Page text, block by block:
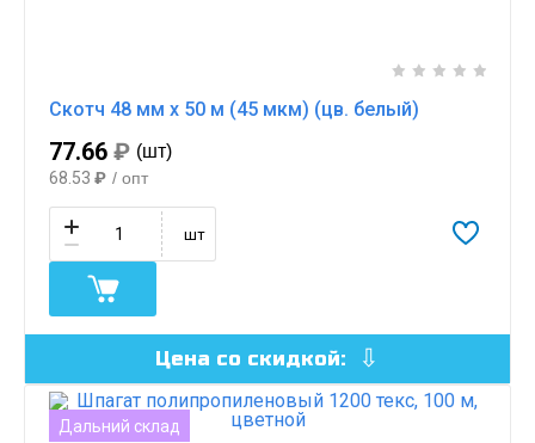
Скотч 48 мм х 50 м (45 мкм) (цв. белый)
77.66 ₽ (шт)
68.53 ₽ / опт
шт
Цена со скидкой:
Дальний склад